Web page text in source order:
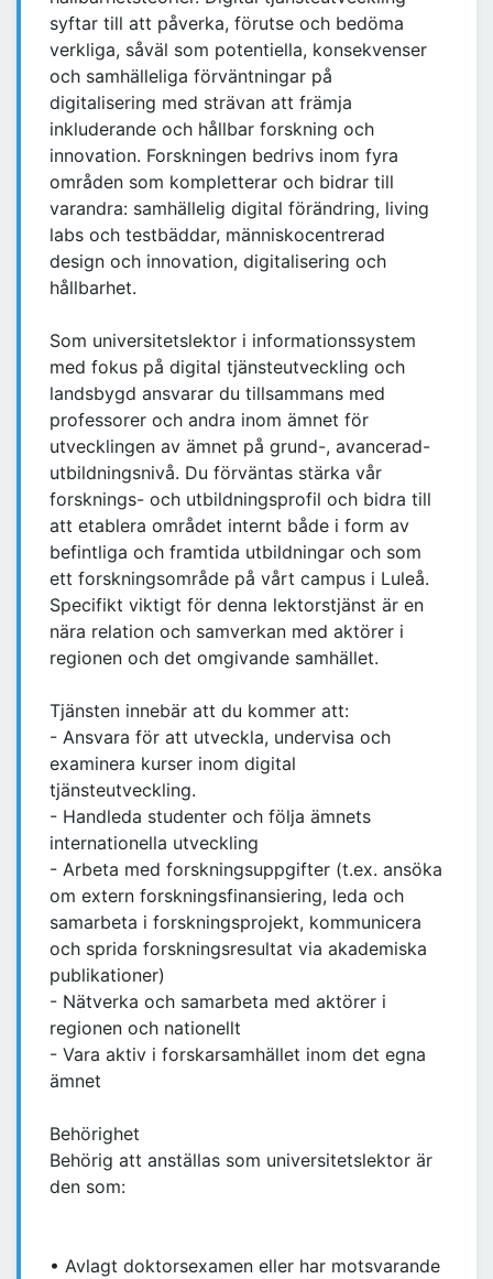
syftar till att påverka, förutse och bedöma
verkliga, såväl som potentiella, konsekvenser
och samhälleliga förväntningar på
digitalisering med strävan att främja
inkluderande och hållbar forskning och
innovation. Forskningen bedrivs inom fyra
områden som kompletterar och bidrar till
varandra: samhällelig digital förändring, living
labs och testbäddar, människocentrerad
design och innovation, digitalisering och
hållbarhet.
Som universitetslektor i informationssystem
med fokus på digital tjänsteutveckling och
landsbygd ansvarar du tillsammans med
professorer och andra inom ämnet för
utvecklingen av ämnet på grund-, avancerad-
utbildningsnivå. Du förväntas stärka vår
forsknings- och utbildningsprofil och bidra till
att etablera området internt både i form av
befintliga och framtida utbildningar och som
ett forskningsområde på vårt campus i Luleå.
Specifikt viktigt för denna lektorstjänst är en
nära relation och samverkan med aktörer i
regionen och det omgivande samhället.
Tjänsten innebär att du kommer att:
- Ansvara för att utveckla, undervisa och
examinera kurser inom digital
tjänsteutveckling.
- Handleda studenter och följa ämnets
internationella utveckling
- Arbeta med forskningsuppgifter (t.ex. ansöka
om extern forskningsfinansiering, leda och
samarbeta i forskningsprojekt, kommunicera
och sprida forskningsresultat via akademiska
publikationer)
- Nätverka och samarbeta med aktörer i
regionen och nationellt
- Vara aktiv i forskarsamhället inom det egna
ämnet
Behörighet
Behörig att anställas som universitetslektor är
den som:
• Avlagt doktorsexamen eller har motsvarande